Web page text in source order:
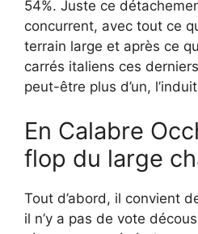
54%. Juste ce
concurrent, avec tout ce
terrain large et après ce
carrés italiens ces
peut-être plus d’un,
En Calabre
flop du large
Tout d’abord, il convient
il n’y a pas de vote